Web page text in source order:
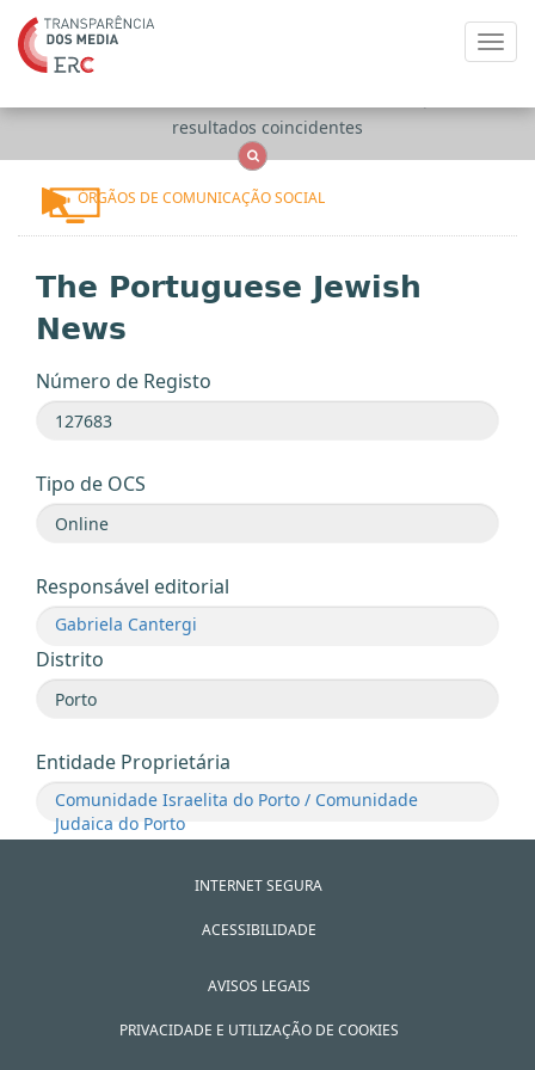
resultados coincidentes
ÓRGÃOS DE COMUNICAÇÃO SOCIAL
The Portuguese Jewish
News
Número de Registo
Tipo de OCS
Responsável editorial
Gabriela Cantergi
Distrito
Entidade Proprietária
Comunidade Israelita do Porto / Comunidade
Judaica do Porto
INTERNET SEGURA
ACESSIBILIDADE
AVISOS LEGAIS
PRIVACIDADE E UTILIZAÇÃO DE COOKIES